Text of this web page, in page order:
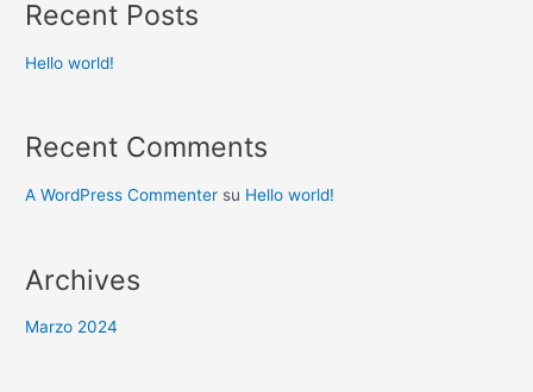
Recent Posts
Hello world!
Recent Comments
A WordPress Commenter su Hello world!
Archives
Marzo 2024